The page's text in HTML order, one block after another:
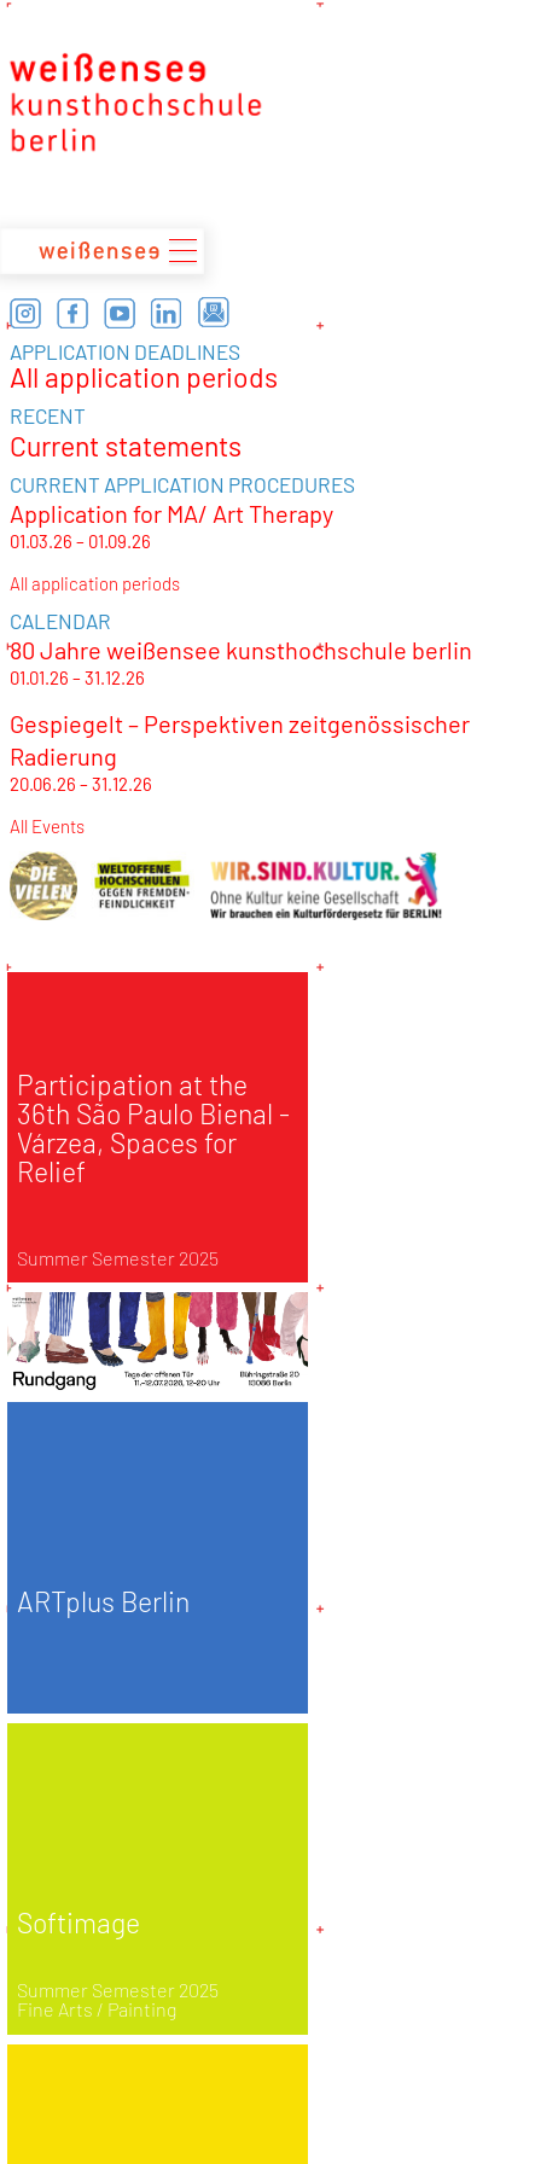
zum
Participation at the
36th São Paulo Bienal -
Várzea, Spaces for
Relief
Summer Semester 2025
ARTplus Berlin
Softimage
Summer Semester 2025
Fine Arts / Painting
APPLICATION DEADLINES
All application periods
RECENT
Current statements
CURRENT APPLICATION PROCEDURES
Application for MA/ Art Therapy
01.03.26 – 01.09.26
All application periods
CALENDAR
80 Jahre weißensee kunsthochschule berlin
01.01.26 – 31.12.26
Gespiegelt – Perspektiven zeitgenössischer
Radierung
20.06.26 – 31.12.26
All Events